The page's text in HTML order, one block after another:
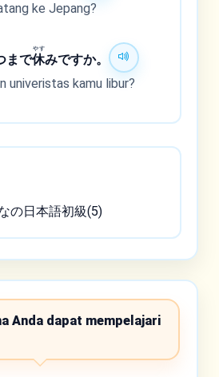
ke Jepang?
まで休
やす
みですか。
univeristas kamu libur?
の日本語初級(5)
Anda dapat mempelajari